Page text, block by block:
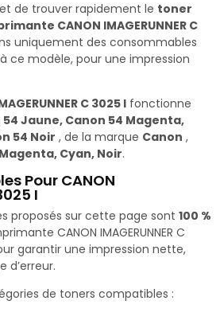
de trouver rapidement le toner
CANON IMAGERUNNER C
uniquement des consommables
ce modèle, pour une impression
C 3025 I fonctionne
54 Jaune, Canon 54 Magenta,
54 Noir , de la marque Canon ,
Cyan, Noir.
Pour CANON
I
proposés sur cette page sont 100 %
CANON IMAGERUNNER C
garantir une impression nette,
d’erreur.
de toners compatibles :